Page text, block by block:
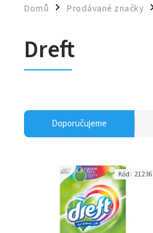
Domů / Prodávané značky /
Dreft
Doporučujeme
Kód: 21236